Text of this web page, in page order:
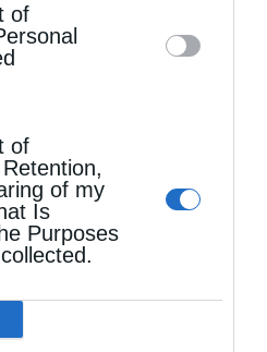
parties.
of
of
of my
Is
Purposes
Τι πρέπει να
διακοπών
του Σωτήρος